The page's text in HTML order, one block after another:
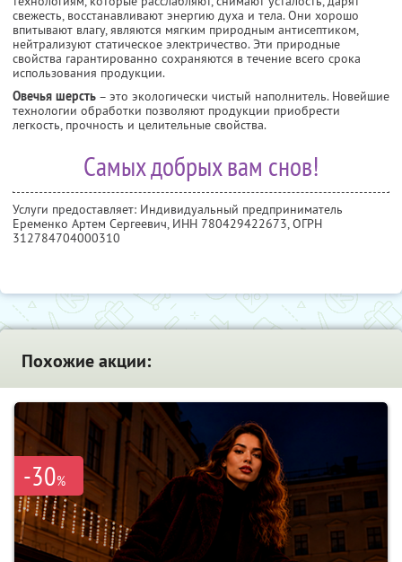
свежесть, восстанавливают энергию духа и тела. Они хорошо
впитывают влагу, являются мягким природным антисептиком,
нейтрализуют статическое электричество. Эти природные
свойства гарантированно сохраняются в течение всего срока
использования продукции.
Овечья шерсть – это экологически чистый наполнитель. Новейшие
технологии обработки позволяют продукции приобрести
легкость, прочность и целительные свойства.
Самых добрых вам снов!
Услуги предоставляет: Индивидуальный предприниматель
Еременко Артем Сергеевич, ИНН 780429422673, ОГРН
312784704000310
Похожие акции:
-30%